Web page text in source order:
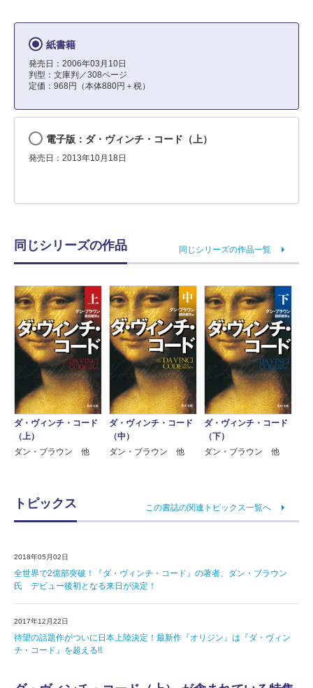
紙書籍
発売日：2006年03月10日
判型：文庫判／308ページ
定価：968円（本体880円＋税）
電子版：ダ・ヴィンチ・コード（上）
発売日：2013年10月18日
同じシリーズの作品 同じシリーズの作品一覧
ダ・ヴィンチ・コード
（上）
ダン・ブラウン 他
ダ・ヴィンチ・コード
（中）
ダン・ブラウン 他
ダ・ヴィンチ・コード
（下）
ダン・ブラウン 他
トピックス この書誌の関連トピックス一覧へ
2018年05月02日
全世界で2億部突破！『ダ・ヴィンチ・コード』の著者、ダン・ブラウン
氏 デビュー後初となる来日が決定！
2017年12月22日
待望の話題作がついに日本上陸決定！最新作『オリジン』は『ダ・ヴィン
チ・コード』を超える!!